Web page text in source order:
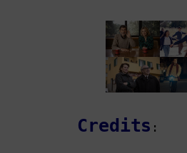
Credits :